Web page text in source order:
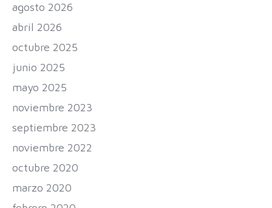
agosto 2026
abril 2026
octubre 2025
junio 2025
mayo 2025
noviembre 2023
septiembre 2023
noviembre 2022
octubre 2020
marzo 2020